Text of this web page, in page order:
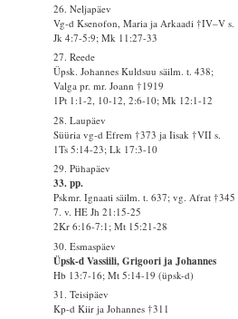
26. Neljapäev
Vg-d Ksenofon, Maria ja Arkaadi †IV–V s.
Jk 4:7-5:9; Mk 11:27-33
27. Reede
Üpsk. Johannes Kuldsuu säilm. t. 438;
Valga pr. mr. Joann †1919
1Pt 1:1-2, 10-12, 2:6-10; Mk 12:1-12
28. Laupäev
Süüria vg-d Efrem †373 ja Iisak †VII s.
1Ts 5:14-23; Lk 17:3-10
29. Pühapäev
33. pp.
Pskmr. Ignaati säilm. t. 637; vg. Afrat †345
7. v. HE Jh 21:15-25
2Kr 6:16-7:1; Mt 15:21-28
30. Esmaspäev
Üpsk-d Vassiili, Grigoori ja Johannes
Hb 13:7-16; Mt 5:14-19 (üpsk-d)
31. Teisipäev
Kp-d Kiir ja Johannes †311